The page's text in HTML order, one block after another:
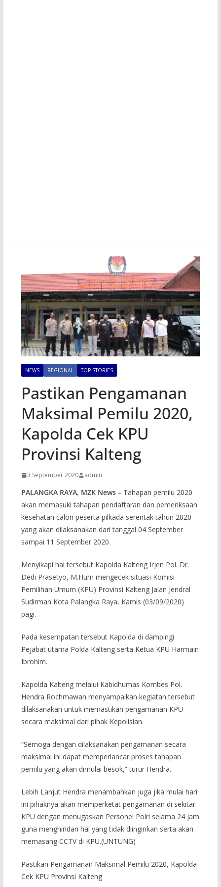
NEWS REGIONAL TOP STORIES
Pastikan Pengamanan
Maksimal Pemilu 2020,
Kapolda Cek KPU
Provinsi Kalteng
3 September 2020 admin
PALANGKA RAYA, MZK News –Tahapan pemilu 2020
akan memasuki tahapan pendaftaran dan pemeriksaan
kesehatan calon peserta pilkada serentak tahun 2020
yang akan dilaksanakan dari tanggal 04 September
sampai 11 September 2020.
Menyikapi hal tersebut Kapolda Kalteng Irjen Pol. Dr.
Dedi Prasetyo, M.Hum mengecek situasi Komisi
Pemilihan Umum (KPU) Provinsi Kalteng Jalan Jendral
Sudirman Kota Palangka Raya, Kamis (03/09/2020)
pagi.
Pada kesempatan tersebut Kapolda di dampingi
Pejabat utama Polda Kalteng serta Ketua KPU Harmain
Ibrohim.
Kapolda Kalteng melalui Kabidhumas Kombes Pol.
Hendra Rochmawan menyampaikan kegiatan tersebut
dilaksanakan untuk memastikan pengamanan KPU
secara maksimal dari pihak Kepolisian.
“Semoga dengan dilaksanakan pengamanan secara
maksimal ini dapat memperlancar proses tahapan
pemilu yang akan dimulai besok,” turur Hendra.
Lebih Lanjut Hendra menambahkan juga jika mulai hari
ini pihaknya akan memperketat pengamanan di sekitar
KPU dengan menugaskan Personel Polri selama 24 jam
guna menghindari hal yang tidak diinginkan serta akan
memasang CCTV di KPU.(UNTUNG)
Pastikan Pengamanan Maksimal Pemilu 2020, Kapolda
Cek KPU Provinsi Kalteng